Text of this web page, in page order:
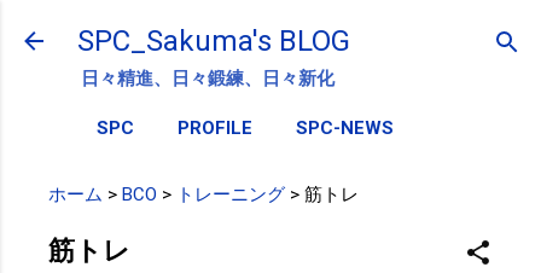
スキップしてメイン コンテンツに移動
SPC_Sakuma's BLOG
日々精進、日々鍛練、日々新化
SPC PROFILE SPC-NEWS
ホーム > BCO > トレーニング > 筋トレ
筋トレ